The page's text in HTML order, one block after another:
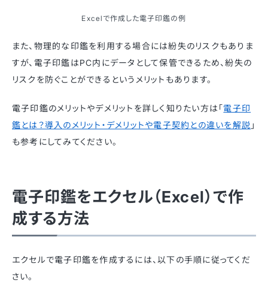
Excelで作成した電子印鑑の例
また、物理的な印鑑を利用する場合には紛失のリスクもありま
すが、電子印鑑はPC内にデータとして保管できるため、紛失の
リスクを防ぐことができるというメリットもあります。
電子印鑑のメリットやデメリットを詳しく知りたい方は「電子印
鑑とは？導入のメリット・デメリットや電子契約との違いを解説 」
も参考にしてみてください。
電子印鑑をエクセル（Excel）で作
成する方法
エクセルで電子印鑑を作成するには、以下の手順に従ってくだ
さい。